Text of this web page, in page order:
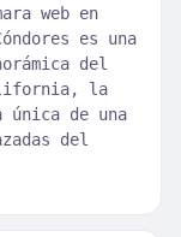
web en
es una
del
la
única de una
del